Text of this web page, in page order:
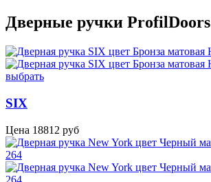
Дверные ручки ProfilDoors
выбрать
SIX
Цена 18812 руб